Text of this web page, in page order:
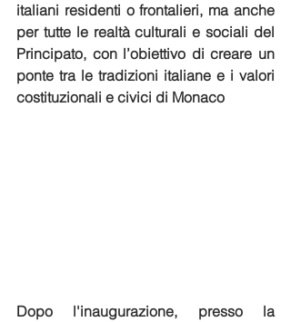
italiani residenti o frontalieri, ma anche
per tutte le realtà culturali e sociali del
Principato, con l’obiettivo di creare un
ponte tra le tradizioni italiane e i valori
costituzionali e civici di Monaco
Dopo l'inaugurazione, presso la